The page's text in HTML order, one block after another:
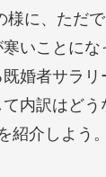
に、ただで
いことに
婚者サラ
内訳はどう
紹介しよう。